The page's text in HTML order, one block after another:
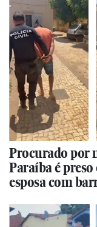
Procurado por
Paraíba é
esposa com